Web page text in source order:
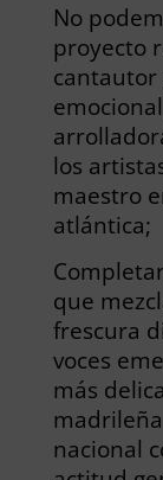
No
proyecto
cantautor
los
maestro
atlántica;
que
frescura
voces
más
nacional